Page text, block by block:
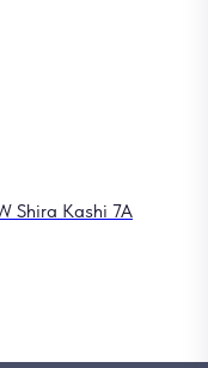
Shira Kashi 7A